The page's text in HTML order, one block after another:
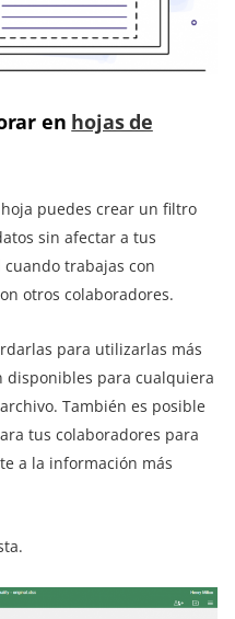
en hojas de
puedes crear un filtro
sin afectar a tus
trabajas con
otros colaboradores.
para utilizarlas más
disponibles para cualquiera
También es posible
tus colaboradores para
a la información más